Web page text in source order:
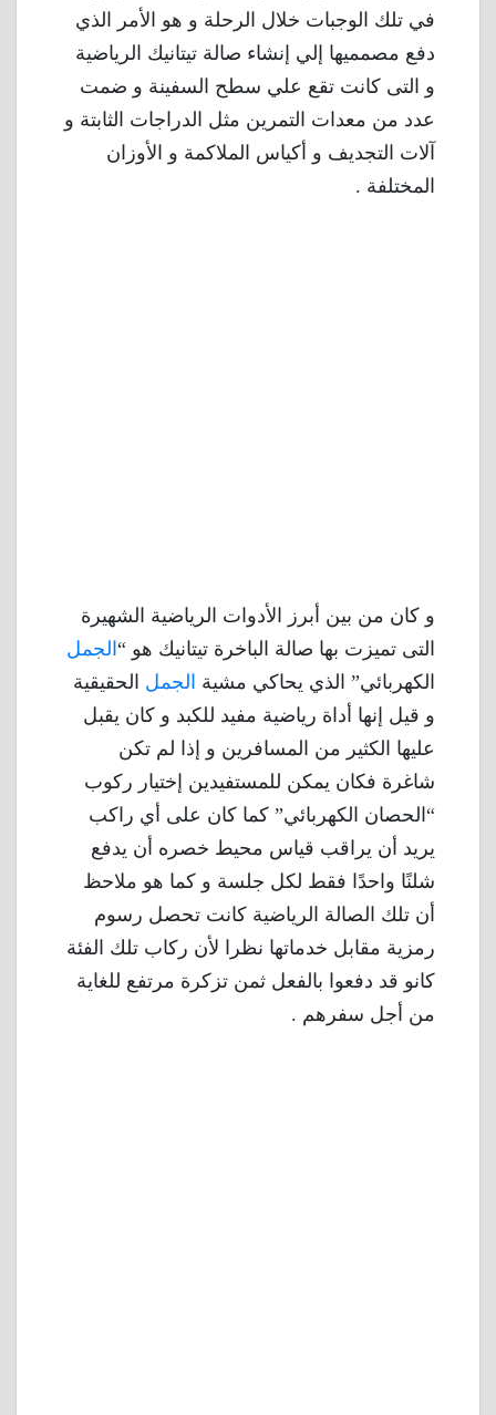
في تلك الوجبات خلال الرحلة و هو الأمر الذي
دفع مصمميها إلي إنشاء صالة تيتانيك الرياضية
و التى كانت تقع علي سطح السفينة و ضمت
عدد من معدات التمرين مثل الدراجات الثابتة و
آلات التجديف و أكياس الملاكمة و الأوزان
المختلفة .
و كان من بين أبرز الأدوات الرياضية الشهيرة
التى تميزت بها صالة الباخرة تيتانيك هو “ الجمل
الكهربائي” الذي يحاكي مشية الجمل الحقيقية
و قيل إنها أداة رياضية مفيد للكبد و كان يقبل
عليها الكثير من المسافرين و إذا لم تكن
شاغرة فكان يمكن للمستفيدين إختيار ركوب
“الحصان الكهربائي” كما كان على أي راكب
يريد أن يراقب قياس محيط خصره أن يدفع
شلنًا واحدًا فقط لكل جلسة و كما هو ملاحظ
أن تلك الصالة الرياضية كانت تحصل رسوم
رمزية مقابل خدماتها نظرا لأن ركاب تلك الفئة
كانو قد دفعوا بالفعل ثمن تزكرة مرتفع للغاية
من أجل سفرهم .